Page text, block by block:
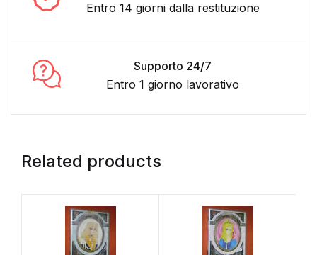
Entro 14 giorni dalla restituzione
Supporto 24/7
Entro 1 giorno lavorativo
Related products